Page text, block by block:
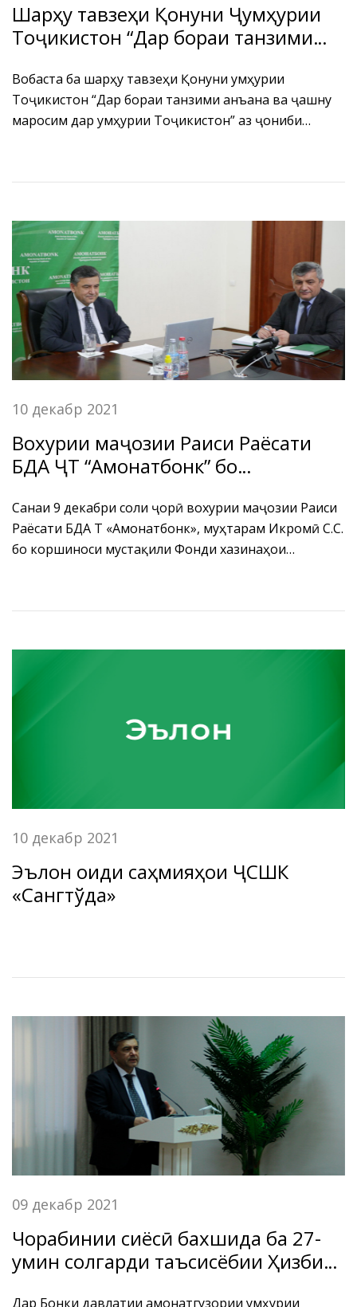
Шарҳу тавзеҳи Қонуни Ҷумҳурии
Тоҷикистон “Дар бораи танзими
Ҷумҳурии Тоҷикистон” дар БДА ҶТ
“Амонатбонк”
Вобаста ба шарҳу тавзеҳи Қонуни Ҷумҳурии
Тоҷикистон “Дар бораи танзими анъана ва ҷашну
маросим дар Ҷумҳурии Тоҷикистон” аз ҷониби
Тоҷикистон Муслиҳиддин Хоҷамирзода ва Диловар
вохурӣ баргузор гардид.
10 декабр 2021
Вохурии маҷозии Раиси Раёсати
БДА ҶТ “Амонатбонк” бо
хазинаҳои амонатгузорӣ оид ба
ҳамкориҳои байналмилалии
Олмон дар Тоҷикистон
Санаи 9 декабри соли ҷорӣ вохурии маҷозии Раиси
Раёсати БДА ҶТ «Амонатбонк», муҳтарам Икромӣ С.С.
бо коршиноси мустақили Фонди хазинаҳои
Хетч баргузор гардид.
10 декабр 2021
Эълон оиди саҳмияҳои ҶСШК
«Сангтўда»
09 декабр 2021
Чорабинии сиёсӣ бахшида ба 27-
умин солгарди таъсисёбии Ҳизби
Дар Бонки давлатии амонатгузории Ҷумҳурии